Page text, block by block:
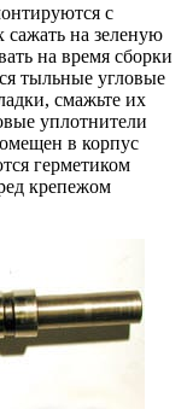
с
сажать на зеленую
на время сборки
тыльные угловые
смажьте их
уплотнители
в корпус
герметиком
крепежом